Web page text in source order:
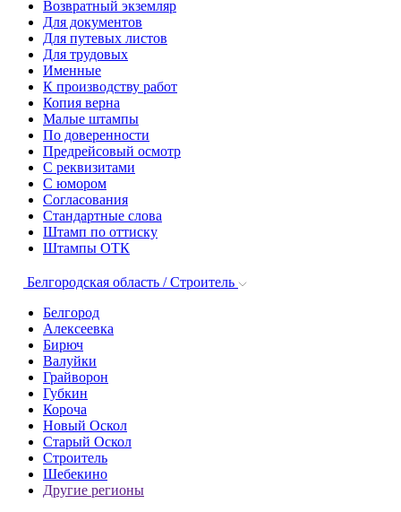
Возвратный экземляр
Для документов
Для путевых листов
Для трудовых
Именные
К производству работ
Копия верна
Малые штампы
По доверенности
Предрейсовый осмотр
С реквизитами
С юмором
Согласования
Стандартные слова
Штамп по оттиску
Штампы ОТК
Белгородская область / Строитель
Белгород
Алексеевка
Бирюч
Валуйки
Грайворон
Губкин
Короча
Новый Оскол
Старый Оскол
Строитель
Шебекино
Другие регионы